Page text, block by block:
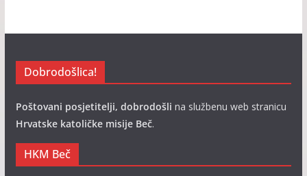
Dobrodošlica!
Poštovani posjetitelji, dobrodošli na službenu web stranicu
Hrvatske katoličke misije Beč.
HKM Beč